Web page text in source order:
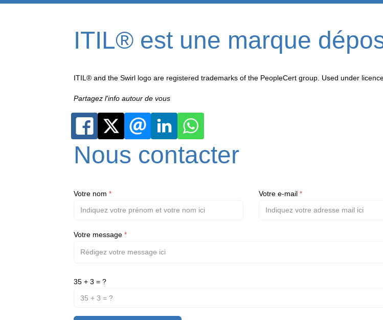
ITIL® est une marque
ITIL® and the Swirl logo are registered trademarks of the PeopleCert group. Used under
Partagez l'info autour de vous
Nous contacter
Votre nom * Votre e-mail *
Votre message *
35 + 3 = ?